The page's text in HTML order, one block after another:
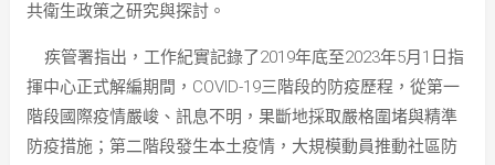
共衛生政策之研究與探討。
疾管署指出，工作紀實記錄了2019年底至2023年5月1日指
揮中心正式解編期間，COVID-19三階段的防疫歷程，從第一
階段國際疫情嚴峻、訊息不明，果斷地採取嚴格圍堵與精準
防疫措施；第二階段發生本土疫情，大規模動員推動社區防